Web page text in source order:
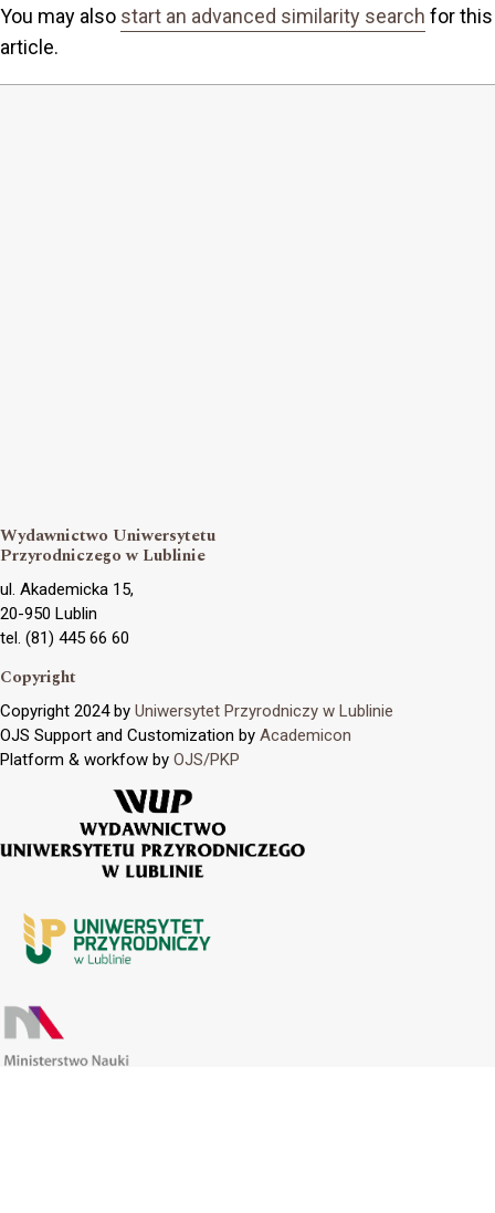
You may also start an advanced similarity search for this
article.
Wydawnictwo Uniwersytetu
Przyrodniczego w Lublinie
ul. Akademicka 15,
20-950 Lublin
tel. (81) 445 66 60
Copyright
Copyright 2024 by Uniwersytet Przyrodniczy w Lublinie
OJS Support and Customization by Academicon
Platform & workfow by OJS/PKP